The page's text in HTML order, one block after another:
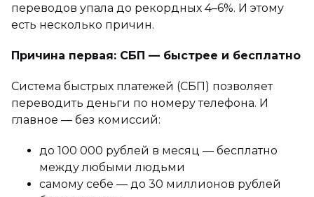
переводов упала до рекордных 4–6%. И этому
есть несколько причин.
Причина первая: СБП — быстрее и бесплатно
Система быстрых платежей (СБП) позволяет
переводить деньги по номеру телефона. И
главное — без комиссий:
до 100 000 рублей в месяц — бесплатно
между любыми людьми
самому себе — до 30 миллионов рублей